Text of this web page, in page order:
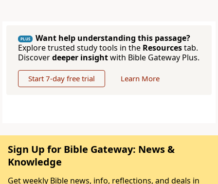
PLUS
Want help understanding this passage?
Explore trusted study tools in the Resourcestab.
Discoverdeeper insightwith Bible Gateway Plus.
Start 7-day free trial Learn More
Sign Up for Bible Gateway: News &
Knowledge
Get weekly Bible news, info, reflections, and deals in